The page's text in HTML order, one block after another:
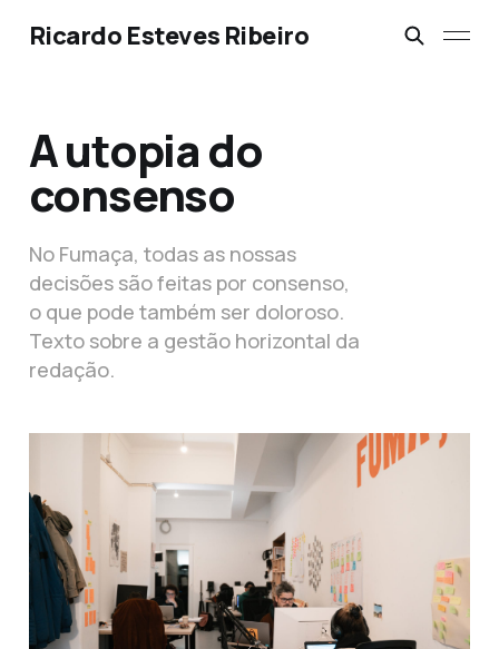
Ricardo Esteves Ribeiro
A utopia do
consenso
No Fumaça, todas as nossas
decisões são feitas por consenso,
o que pode também ser doloroso.
Texto sobre a gestão horizontal da
redação.